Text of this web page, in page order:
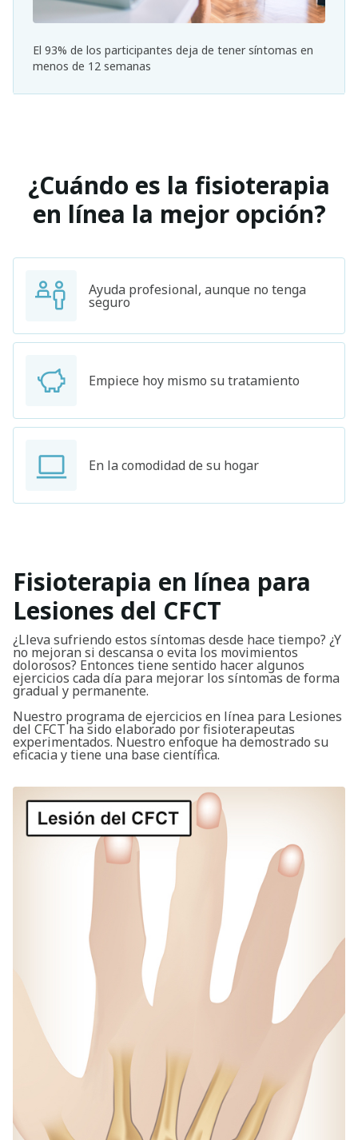
El 93% de los participantes deja de tener síntomas en
menos de 12 semanas
¿Cuándo es la fisioterapia
en línea la mejor opción?
Ayuda profesional, aunque no tenga
seguro
Empiece hoy mismo su tratamiento
En la comodidad de su hogar
Fisioterapia en línea para
Lesiones del CFCT
¿Lleva sufriendo estos síntomas desde hace tiempo? ¿Y
no mejoran si descansa o evita los movimientos
dolorosos? Entonces tiene sentido hacer algunos
ejercicios cada día para mejorar los síntomas de forma
gradual y permanente.
Nuestro programa de ejercicios en línea para Lesiones
del CFCT ha sido elaborado por fisioterapeutas
experimentados. Nuestro enfoque ha demostrado su
eficacia y tiene una base científica.